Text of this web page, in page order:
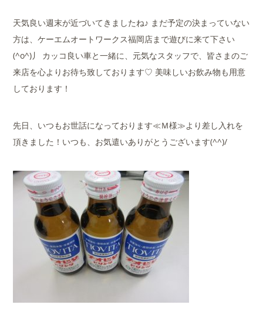
天気良い週末が近づいてきましたね♪ まだ予定の決まっていない
方は、ケーエムオートワークス福岡店まで遊びに来て下さい
(^o^)丿 カッコ良い車と一緒に、元気なスタッフで、皆さまのご
来店を心よりお待ち致しております♡ 美味しいお飲み物も用意
しております！
先日、いつもお世話になっております≪Ｍ様≫より差し入れを
頂きました！いつも、お気遣いありがとうございます(^^)/